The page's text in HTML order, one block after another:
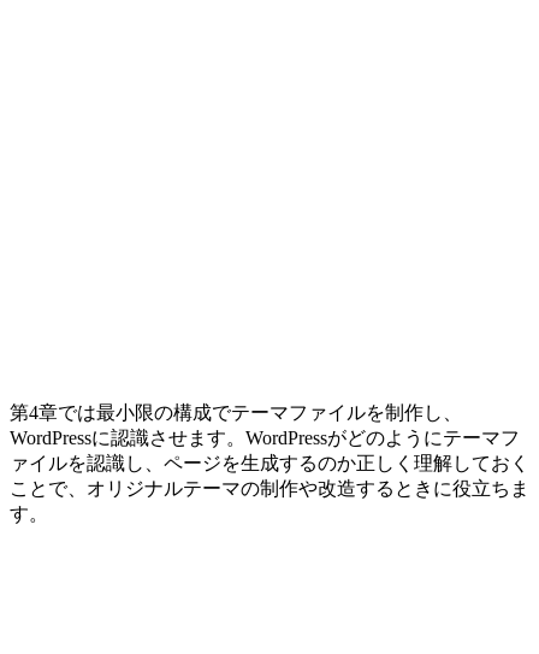
第4章では最小限の構成でテーマファイルを制作し、
WordPressに認識させます。WordPressがどのようにテーマフ
ァイルを認識し、ページを生成するのか正しく理解しておく
ことで、オリジナルテーマの制作や改造するときに役立ちま
す。